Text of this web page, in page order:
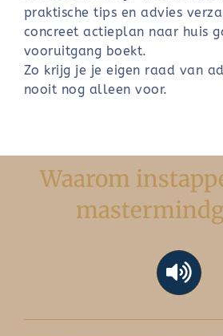
praktische tips en advies
concreet actieplan naar huis
vooruitgang boekt.
Zo krijg je je eigen raad van
nooit nog alleen voor.
Waarom